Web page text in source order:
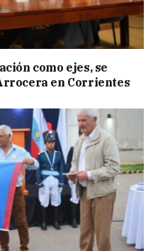
como ejes, se
en Corrientes